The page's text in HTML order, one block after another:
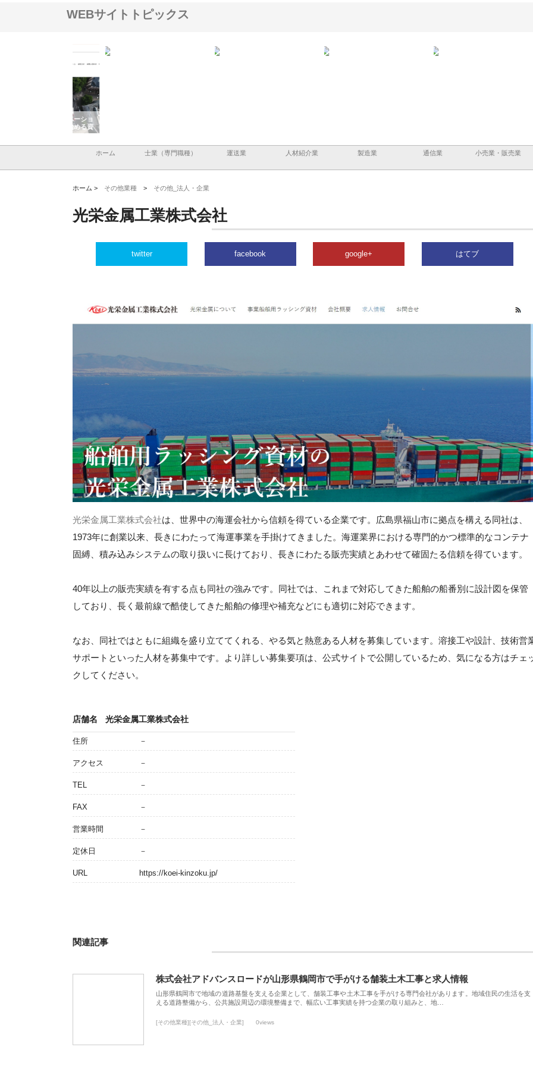
WEBサイトトピックス
庭楽株式会社が知多半島と三河
と名古屋で叶える理想の外構空
間
ホーム 士業（専門職種） 運送業 人材紹介業 製造業 通信業 小売業・販売業
ホーム > その他業種 > その他_法人・企業
光栄金属工業株式会社
twitter facebook google+ はてブ
光栄金属工業株式会社は、世界中の海運会社から信頼を得ている企業です。広島県福山市に拠点を構える同社は、
1973年に創業以来、長きにわたって海運事業を手掛けてきました。海運業界における専門的かつ標準的なコンテナ
固縛、積み込みシステムの取り扱いに長けており、長きにわたる販売実績とあわせて確固たる信頼を得ています。
40年以上の販売実績を有する点も同社の強みです。同社では、これまで対応してきた船舶の船番別に設計図を保管
しており、長く最前線で酷使してきた船舶の修理や補充などにも適切に対応できます。
なお、同社ではともに組織を盛り立ててくれる、やる気と熱意ある人材を募集しています。溶接工や設計、技術営
サポートといった人材を募集中です。より詳しい募集要項は、公式サイトで公開しているため、気になる方はチェ
クしてください。
店舗名 光栄金属工業株式会社
住所 －
アクセス －
TEL －
FAX －
営業時間 －
定休日 －
URL https://koei-kinzoku.jp/
関連記事
株式会社アドバンスロードが山形県鶴岡市で手がける舗装土木工事と求人情報
山形県鶴岡市で地域の道路基盤を支える企業として、舗装工事や土木工事を手がける専門会社があります。地域住民の生活を支
える道路整備から、公共施設周辺の環境整備まで、幅広い工事実績を持つ企業の取り組みと、地…
[その他業種][その他_法人・企業] 0views